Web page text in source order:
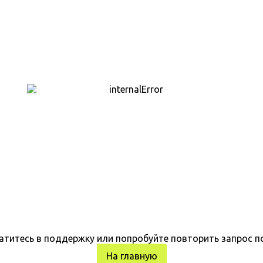
в поддержку или попробуйте повторить запрос
На главную